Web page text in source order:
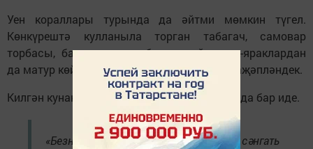
Уен кораллары турында да әйтми мөмкин түгел.
Көнкүрештә кулланыла торган табагач, самовар
торбасы, балта, чүкеч һ.б. шундый кирәк-яраклардан
да матур көй чыгарып булганын күреп тә гаҗәпләндек.
Килгән кунаклар арасында Винера Ганиева да бар иде.
«Безнең Казан дәүләт мәдәният һәм сәнгать